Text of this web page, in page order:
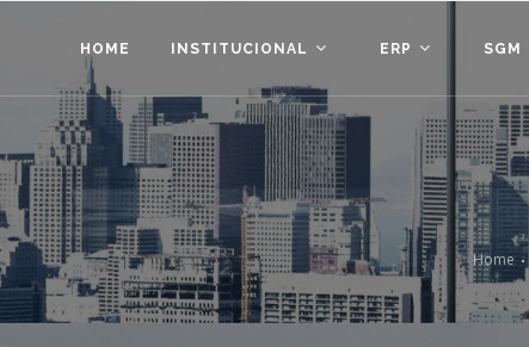
HOME INSTITUCIONAL ERP SGM
Home